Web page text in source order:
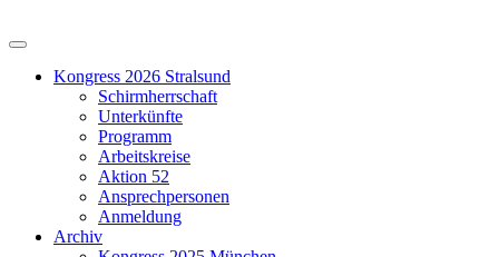
Kongress 2026 Stralsund
Schirmherrschaft
Unterkünfte
Programm
Arbeitskreise
Aktion 52
Ansprechpersonen
Anmeldung
Archiv